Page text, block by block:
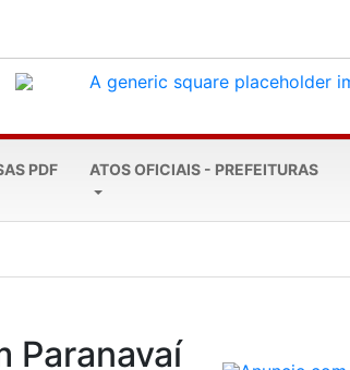
PDF ATOS OFICIAIS - PREFEITURAS
Paranavaí